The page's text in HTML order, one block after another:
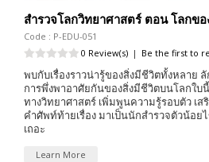
สำรวจโลกวิทยาศาสตร์ ตอน โลกข
Code : P-EDU-051
0 Review(s) | Be the first to
พบกับเรื่องราวน่ารู้ของสิ่งมีชีวิตทั้งหลาย
การพึ่งพาอาศัยกันของสิ่งมีชีวิตบนโลกใบ
ทางวิทยาศาสตร์ เพิ่มพูนความรู้รอบตัว เ
คำศัพท์ท้ายเรื่อง มาเป็นนักสำรวจตัวน้อ
เถอะ
Learn More